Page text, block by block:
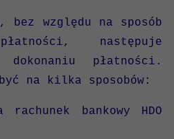
bez względu na sposób
następuje
dokonaniu płatności.
na kilka sposobów:
rachunek bankowy HDO